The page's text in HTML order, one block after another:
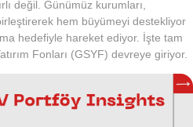
değil. Günümüz kurumları,
hem büyümeyi destekliyor
hedefiyle hareket ediyor. İşte tam
Fonları (GSYF) devreye giriyor.